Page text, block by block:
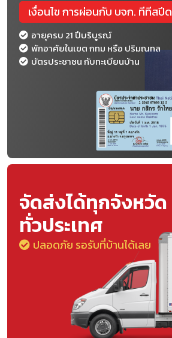
เงื่อนไข การผ่อนกับ บจก. ทีทีสปีด
อายุครบ 21 ปีบริบูรณ์
พักอาศัยในเขต กทม หรือ ปริมณทล
บัตรประชาชน กับทะเบียนบ้าน
จัดส่งได้ทุกจังหวัด
ทั่วประเทศ
ปลอดภัย รอรับที่บ้านได้เลย